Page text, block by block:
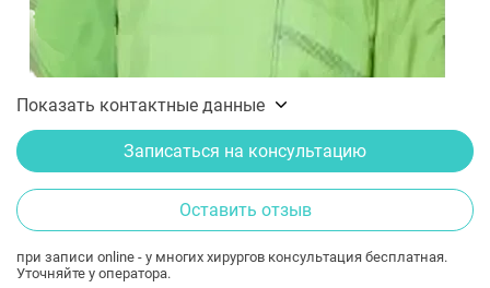
Показать контактные данные
Записаться на консультацию
Оставить отзыв
при записи online - у многих хирургов консультация бесплатная.
Уточняйте у оператора.